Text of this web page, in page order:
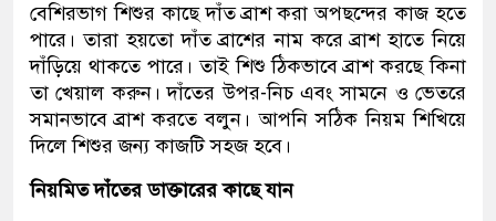
বেশিরভাগ শিশুর কাছে দাঁত ব্রাশ করা অপছন্দের কাজ হতে
পারে। তারা হয়তো দাঁত ব্রাশের নাম করে ব্রাশ হাতে নিয়ে
দাঁড়িয়ে থাকতে পারে। তাই শিশু ঠিকভাবে ব্রাশ করছে কিনা
তা খেয়াল করুন। দাঁতের উপর-নিচ এবং সামনে ও ভেতরে
সমানভাবে ব্রাশ করতে বলুন। আপনি সঠিক নিয়ম শিখিয়ে
দিলে শিশুর জন্য কাজটি সহজ হবে।
নিয়মিত দাঁতের ডাক্তারের কাছে যান